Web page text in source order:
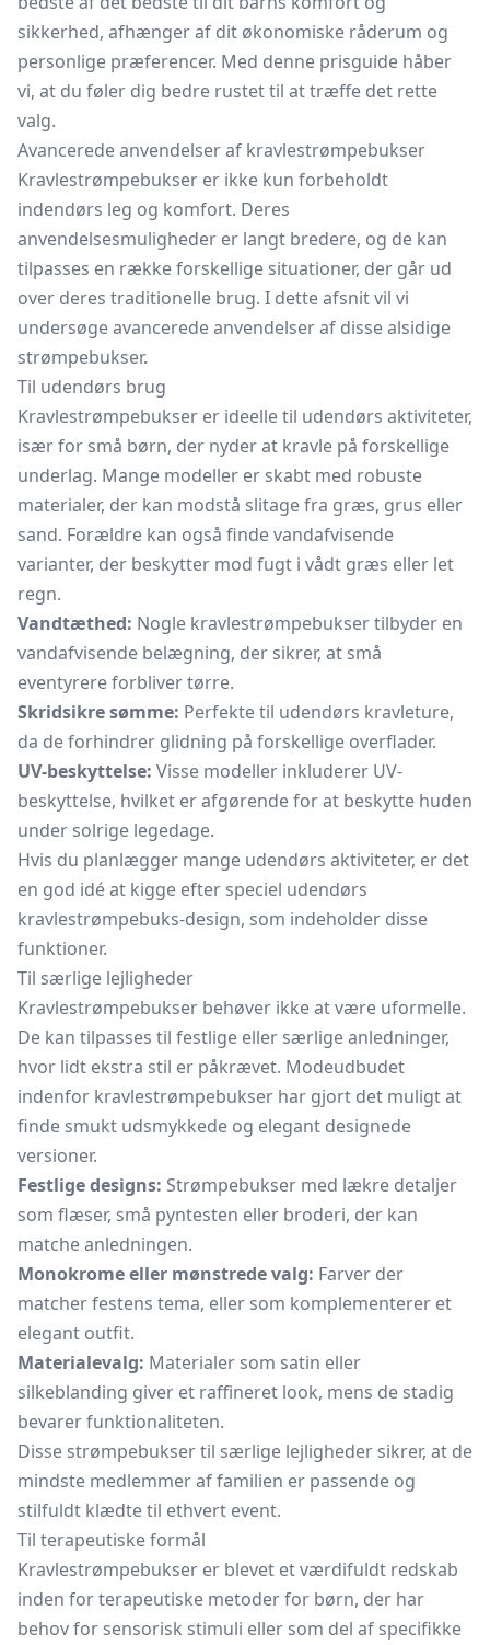
sikkerhed, afhænger af dit økonomiske råderum og
personlige præferencer. Med denne prisguide håber
vi, at du føler dig bedre rustet til at træffe det rette
valg.
Avancerede anvendelser af kravlestrømpebukser
Kravlestrømpebukser er ikke kun forbeholdt
indendørs leg og komfort. Deres
anvendelsesmuligheder er langt bredere, og de kan
tilpasses en række forskellige situationer, der går ud
over deres traditionelle brug. I dette afsnit vil vi
undersøge avancerede anvendelser af disse alsidige
strømpebukser.
Til udendørs brug
Kravlestrømpebukser er ideelle til udendørs aktiviteter,
især for små børn, der nyder at kravle på forskellige
underlag. Mange modeller er skabt med robuste
materialer, der kan modstå slitage fra græs, grus eller
sand. Forældre kan også finde vandafvisende
varianter, der beskytter mod fugt i vådt græs eller let
regn.
Vandtæthed: Nogle kravlestrømpebukser tilbyder en
vandafvisende belægning, der sikrer, at små
eventyrere forbliver tørre.
Skridsikre sømme: Perfekte til udendørs kravleture,
da de forhindrer glidning på forskellige overflader.
UV-beskyttelse: Visse modeller inkluderer UV-
beskyttelse, hvilket er afgørende for at beskytte huden
under solrige legedage.
Hvis du planlægger mange udendørs aktiviteter, er det
en god idé at kigge efter speciel udendørs
kravlestrømpebuks-design, som indeholder disse
funktioner.
Til særlige lejligheder
Kravlestrømpebukser behøver ikke at være uformelle.
De kan tilpasses til festlige eller særlige anledninger,
hvor lidt ekstra stil er påkrævet. Modeudbudet
indenfor kravlestrømpebukser har gjort det muligt at
finde smukt udsmykkede og elegant designede
versioner.
Festlige designs: Strømpebukser med lækre detaljer
som flæser, små pyntesten eller broderi, der kan
matche anledningen.
Monokrome eller mønstrede valg: Farver der
matcher festens tema, eller som komplementerer et
elegant outfit.
Materialevalg: Materialer som satin eller
silkeblanding giver et raffineret look, mens de stadig
bevarer funktionaliteten.
Disse strømpebukser til særlige lejligheder sikrer, at de
mindste medlemmer af familien er passende og
stilfuldt klædte til ethvert event.
Til terapeutiske formål
Kravlestrømpebukser er blevet et værdifuldt redskab
inden for terapeutiske metoder for børn, der har
behov for sensorisk stimuli eller som del af specifikke